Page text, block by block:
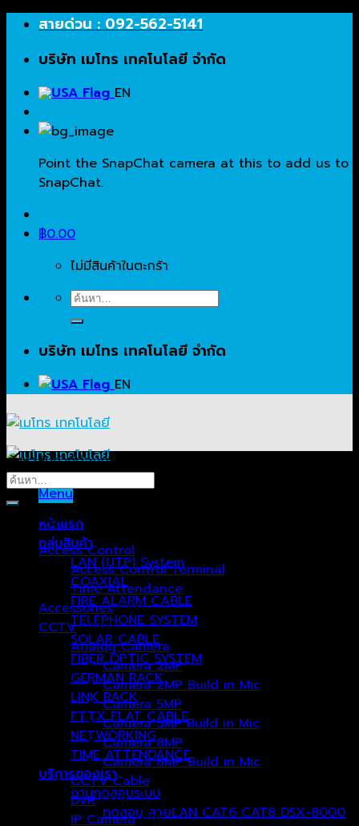
Skip
content
สายด่วน : 092-562-5141
บริษัท เมโทร เทคโนโลยี จำกัด
EN
Point the SnapChat camera at this to add us to
SnapChat.
฿0.00
ไม่มีสินค้าในตะกร้า
ค้นหา:
บริษัท เมโทร เทคโนโลยี จำกัด
EN
Menu
หน้าแรก
กลุ่มสินค้า
LAN (UTP) System
COAXIAL
FIRE ALARM CABLE
TELEPHONE SYSTEM
SOLAR CABLE
FIBER OPTIC SYSTEM
GERMAN RACK
LINK RACK
FTTX FLAT CABLE
NETWORKING
TIME ATTENDANCE
บริการของเรา
งานทดสอบระบบ
ทดสอบ สายLAN CAT6 CAT8 DSX-8000
ค้นหาสินค้าที่ต้องการ…
ค้นหา:
หมวดหมู่สินค้า
Access Control
Access Control Terminal
Time Attendance
Accessories (24)
CCTV (237)
Analog Camera
Camera 2MP (51)
Camera 2MP Build in Mic
Camera 5MP
Camera 5MP Build in Mic
Camera 8MP
Camera 8MP Build in Mic
CCTV Cable
DVR (40)
IP Camera (91)